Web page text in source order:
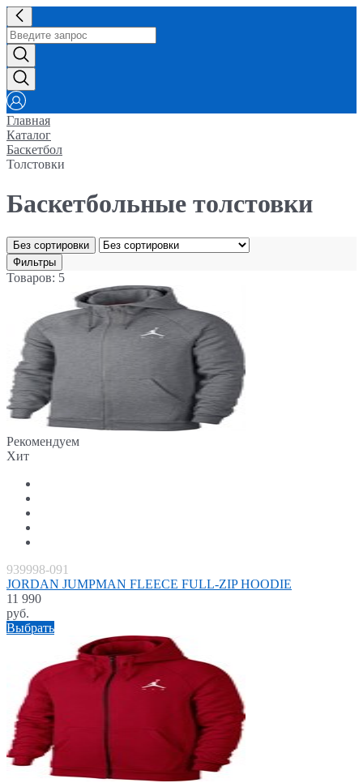
Главная
Каталог
Баскетбол
Толстовки
Баскетбольные толстовки
Без сортировки
Фильтры
Товаров: 5
Рекомендуем
Хит
939998-091
JORDAN JUMPMAN FLEECE FULL-ZIP HOODIE
11 990
руб.
Выбрать